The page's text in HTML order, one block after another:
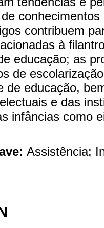
contribuem
à
educação; as
de
de educação,
e das
infâncias como
Assistência;